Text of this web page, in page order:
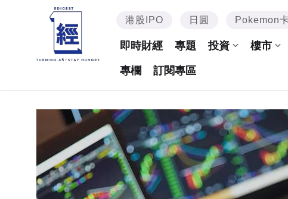
港股IPO 日圓 Pokemon
即時財經 專題 投資 樓市
專欄 訂閱專區